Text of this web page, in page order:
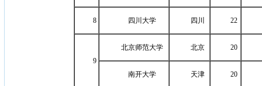
8 四川大学 四川 22
9
北京师范大学 北京 20
南开大学 天津 20